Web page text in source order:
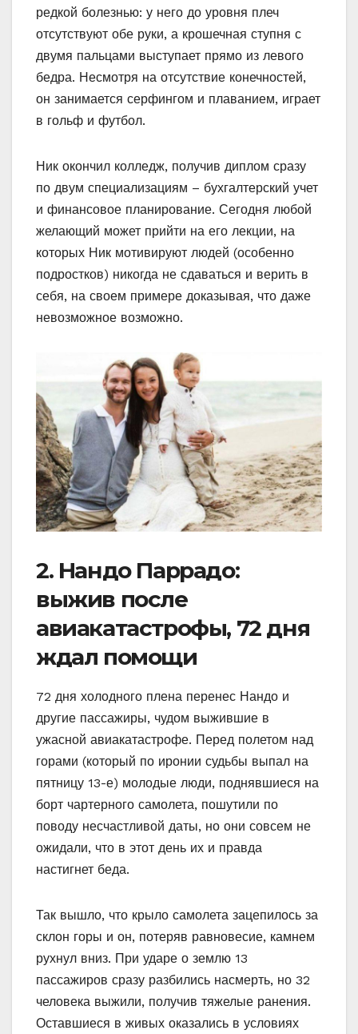
редкой болезнью: у него до уровня плеч
отсутствуют обе руки, а крошечная ступня с
двумя пальцами выступает прямо из левого
бедра. Несмотря на отсутствие конечностей,
он занимается серфингом и плаванием, играет
в гольф и футбол.
Ник окончил колледж, получив диплом сразу
по двум специализациям – бухгалтерский учет
и финансовое планирование. Сегодня любой
желающий может прийти на его лекции, на
которых Ник мотивируют людей (особенно
подростков) никогда не сдаваться и верить в
себя, на своем примере доказывая, что даже
невозможное возможно.
2. Нандо Паррадо:
выжив после
авиакатастрофы, 72 дня
ждал помощи
72 дня холодного плена перенес Нандо и
другие пассажиры, чудом выжившие в
ужасной авиакатастрофе. Перед полетом над
горами (который по иронии судьбы выпал на
пятницу 13-е) молодые люди, поднявшиеся на
борт чартерного самолета, пошутили по
поводу несчастливой даты, но они совсем не
ожидали, что в этот день их и правда
настигнет беда.
Так вышло, что крыло самолета зацепилось за
склон горы и он, потеряв равновесие, камнем
рухнул вниз. При ударе о землю 13
пассажиров сразу разбились насмерть, но 32
человека выжили, получив тяжелые ранения.
Оставшиеся в живых оказались в условиях